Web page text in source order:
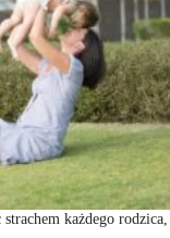
każdego rodzica,